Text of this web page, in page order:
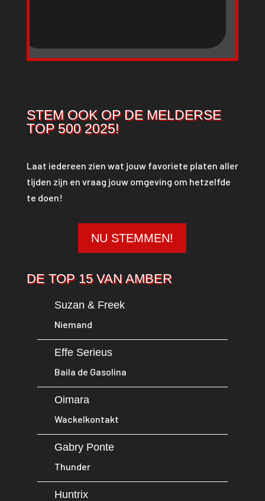
STEM OOK OP DE MELDERSE
TOP 500 2025!
Laat iedereen zien wat jouw favoriete platen aller
tijden zijn en vraag jouw omgeving om hetzelfde
te doen!
NU STEMMEN!
DE TOP 15 VAN AMBER
Suzan & Freek
Niemand
Effe Serieus
Baila de Gasolina
Oimara
Wackelkontakt
Gabry Ponte
Thunder
Huntrix